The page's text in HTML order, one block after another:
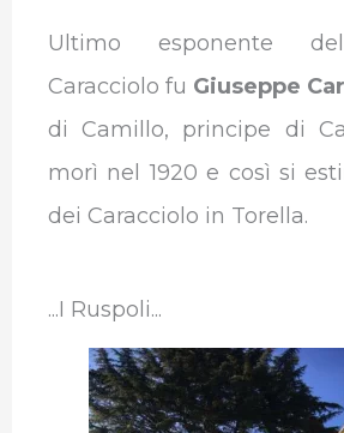
Ultimo esponente
Caracciolo fu Giuseppe
di Camillo, principe di
morì nel 1920 e così si
dei Caracciolo in Torella.
...I Ruspoli...